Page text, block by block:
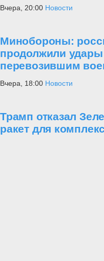
Вчера, 20:00 Новости
Минобороны:
продолжили
перевозившим
Вчера, 18:00 Новости
Трамп отказал
ракет для